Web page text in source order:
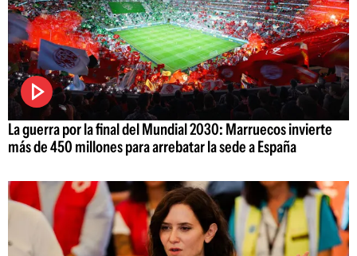
La guerra por la final del Mundial 2030: Marruecos invierte
más de 450 millones para arrebatar la sede a España